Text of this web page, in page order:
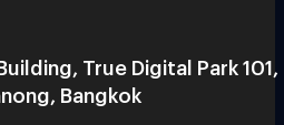
True Digital Park 101,
Bangkok